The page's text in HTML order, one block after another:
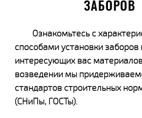
ЗАБОРОВ
Ознакомьтесь с
способами установки заборов
интересующих вас
возведении мы
стандартов строительных
(СНиПы, ГОСТы).